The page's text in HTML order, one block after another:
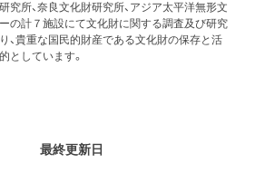
究所、奈良文化財研究所、アジア太平洋無形文
の計７施設にて文化財に関する調査及び研究
、貴重な国民的財産である文化財の保存と活
としています。
最終更新日